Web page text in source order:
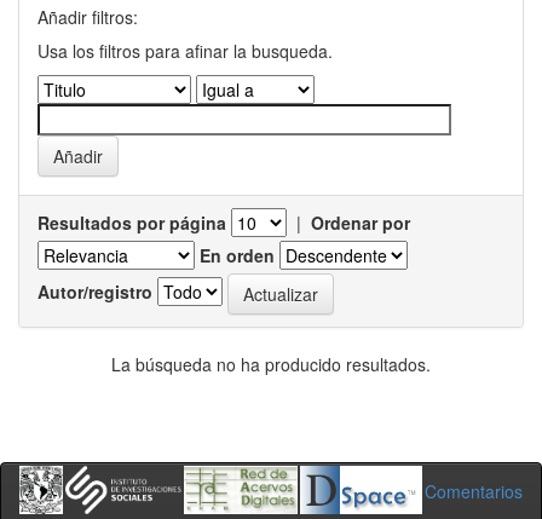
Añadir filtros:
Usa los filtros para afinar la busqueda.
Resultados por página | Ordenar por
En orden
Autor/registro
La búsqueda no ha producido resultados.
Comentarios